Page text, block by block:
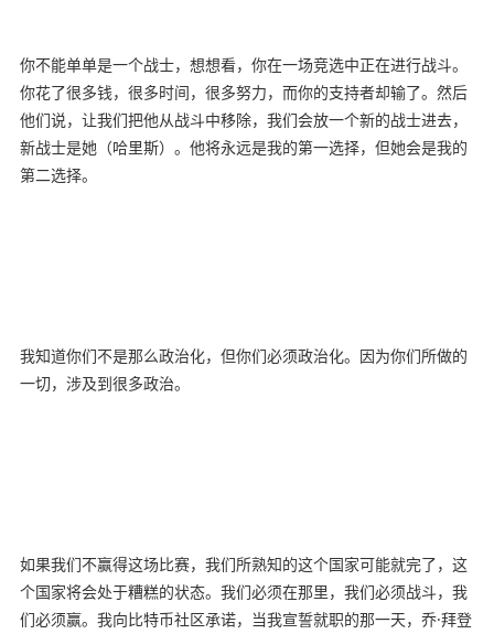
你不能单单是一个战士，想想看，你在一场竞选中正在进行战斗。
你花了很多钱，很多时间，很多努力，而你的支持者却输了。然后
他们说，让我们把他从战斗中移除，我们会放一个新的战士进去，
新战士是她（哈里斯）。他将永远是我的第一选择，但她会是我的
第二选择。
我知道你们不是那么政治化，但你们必须政治化。因为你们所做的
一切，涉及到很多政治。
如果我们不赢得这场比赛，我们所熟知的这个国家可能就完了，这
个国家将会处于糟糕的状态。我们必须在那里，我们必须战斗，我
们必须赢。我向比特币社区承诺，当我宣誓就职的那一天，乔·拜登